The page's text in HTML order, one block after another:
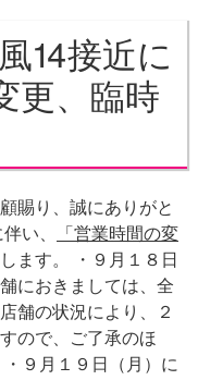
14接近に
更、臨時
賜り、誠にありがと
い、
「営業時間の変
ます。
・９月１８日
におきましては、全
店舗の状況により、２
ので、ご了承のほ
・９月１９日（月）に